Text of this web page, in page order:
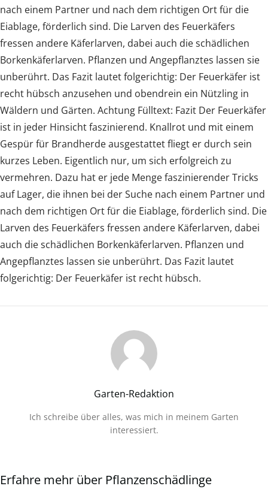
nach einem Partner und nach dem richtigen Ort für die
Eiablage, förderlich sind. Die Larven des Feuerkäfers
fressen andere Käferlarven, dabei auch die schädlichen
Borkenkäferlarven. Pflanzen und Angepflanztes lassen sie
unberührt. Das Fazit lautet folgerichtig: Der Feuerkäfer ist
recht hübsch anzusehen und obendrein ein Nützling in
Wäldern und Gärten. Achtung Fülltext: Fazit Der Feuerkäfer
ist in jeder Hinsicht faszinierend. Knallrot und mit einem
Gespür für Brandherde ausgestattet fliegt er durch sein
kurzes Leben. Eigentlich nur, um sich erfolgreich zu
vermehren. Dazu hat er jede Menge faszinierender Tricks
auf Lager, die ihnen bei der Suche nach einem Partner und
nach dem richtigen Ort für die Eiablage, förderlich sind. Die
Larven des Feuerkäfers fressen andere Käferlarven, dabei
auch die schädlichen Borkenkäferlarven. Pflanzen und
Angepflanztes lassen sie unberührt. Das Fazit lautet
folgerichtig: Der Feuerkäfer ist recht hübsch.
Garten-Redaktion
Ich schreibe über alles, was mich in meinem Garten
interessiert.
Erfahre mehr über Pflanzenschädlinge